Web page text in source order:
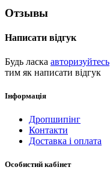
Отзывы
Написати відгук
Будь ласка авторизуйтесь
тим як написати відгук
Інформація
Дропшипінг
Контакти
Доставка і оплата
Особистий кабінет